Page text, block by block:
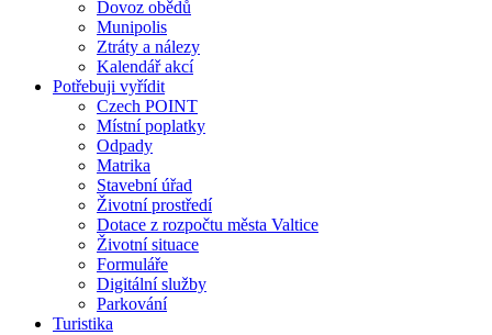
Dovoz obědů
Munipolis
Ztráty a nálezy
Kalendář akcí
Potřebuji vyřídit
Czech POINT
Místní poplatky
Odpady
Matrika
Stavební úřad
Životní prostředí
Dotace z rozpočtu města Valtice
Životní situace
Formuláře
Digitální služby
Parkování
Turistika